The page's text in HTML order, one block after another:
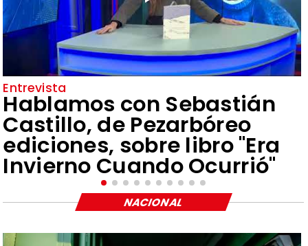
Entrevista
Hablamos con Sebastián
Castillo, de Pezarbóreo
ediciones, sobre libro "Era
Invierno Cuando Ocurrió"
NACIONAL